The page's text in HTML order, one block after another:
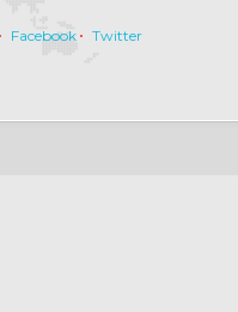
Facebook
Twitter